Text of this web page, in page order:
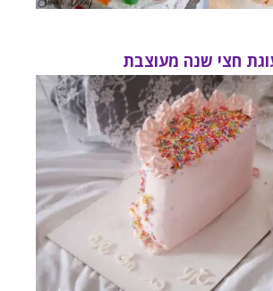
חצי שנה מעוצבת